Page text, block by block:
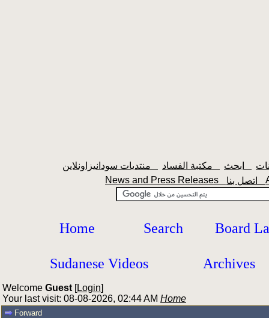
News and Press Releases
Home Search Board
Sudanese Videos Archives
Welcome Guest [Login]
Your last visit: 08-08-2026, 02:44 AM Home
Forward